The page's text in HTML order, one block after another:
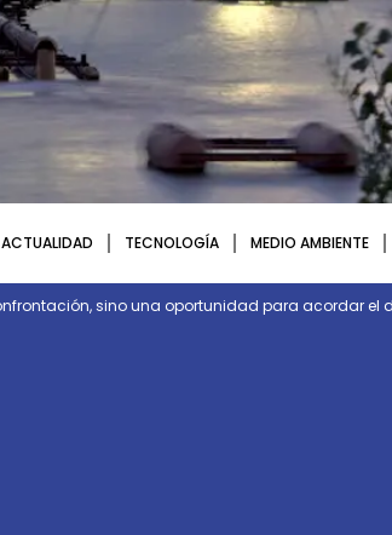
ACTUALIDAD TECNOLOGÍA MEDIO AMBIENTE
sino una oportunidad para acordar el